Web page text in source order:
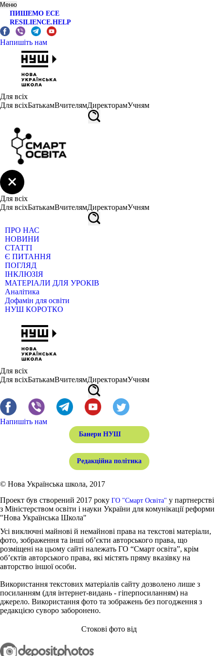
Меню
ПИШЕМО ЕСЕ
RESILIENCE.HELP
Напишіть нам
Для всіх
Для всіхБатькамВчителямДиректорамУчням
Для всіх
Для всіхБатькамВчителямДиректорамУчням
ПРО НАС
НОВИНИ
СТАТТІ
Є ПИТАННЯ
ПОГЛЯД
ІНКЛЮЗІЯ
МАТЕРІАЛИ ДЛЯ УРОКІВ
Аналітика
Дофамін для освіти
НУШ КОРОТКО
Для всіх
Для всіхБатькамВчителямДиректорамУчням
Напишіть нам
Банери НУШ
Редакційна політика
© Нова Українська школа, 2017
Проект був створений 2017 року ГО "Смарт Освіта" у партнерстві
з Міністерством освіти і науки України для комунікації реформи
"Нова Українська Школа"
Усі виключні майнові й немайнові права на текстові матеріали,
фото, зображення та інші об’єкти авторського права, що
розміщені на цьому сайті належать ГО “Смарт освіта”, крім
об’єктів авторського права, які містять пряму вказівку на
авторство іншої особи.
Використання текстових матеріалів сайту дозволено лише з
посиланням (для інтернет-видань - гіперпосиланням) на
джерело. Використання фото та зображень без погодження з
редакцією суворо заборонено.
Стокові фото від